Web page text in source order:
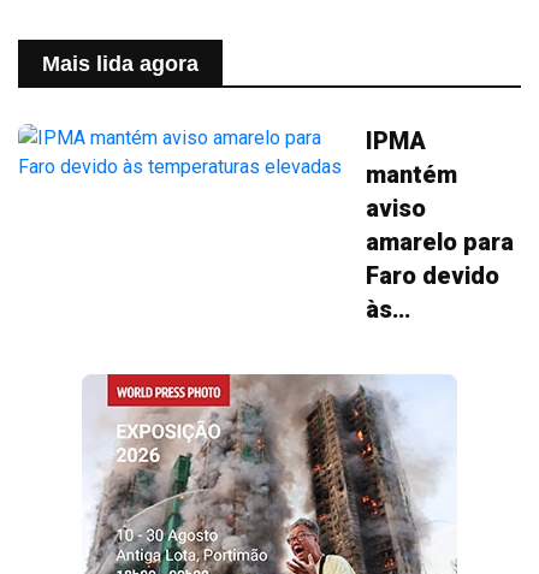
Mais lida agora
IPMA
mantém
aviso
amarelo para
Faro devido
às
elevadas